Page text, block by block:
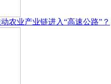
农业产业链进入“高速公路”？